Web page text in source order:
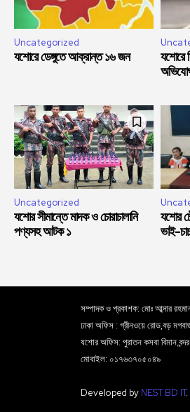
Uncategorized
যশোরে ডেঙ্গুতে আক্রান্ত ১৬ জন
যশোরে
Uncategorized
যশোর সীমান্তে মাদক ও চোরাচালানি
পণ্যসহ আটক ১
যশোর
ভাই-
সম্পাদক ও প্রকাশক: মোঃ আব্দার
ঢাকা অফিস : গ্রীনওয়ে রোড,বড়
যশোর অফিস: পুরাতন কসবা বিমান
মোবাইল: ০১৭৬৩৭০৫০৪৯
Developed by NEST BD IT.